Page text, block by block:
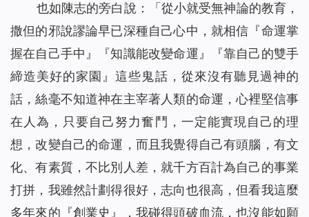
也如陳志的旁白說：「從小就受無神論的教育，
撒但的邪說謬論早已深種自己心中，就相信『命運掌
握在自己手中』『知識能改變命運』『靠自己的雙手
締造美好的家園』這些鬼話，從來沒有聽見過神的
話，絲毫不知道神在主宰著人類的命運，心裡堅信事
在人為，只要自己努力奮鬥，一定能實現自己的理
想，改變自己的命運，而且我覺得自己有頭腦，有文
化、有素質，不比別人差，就千方百計為自己的事業
打拼，我雖然計劃得很好，志向也很高，但看我這麼
多年來的『創業史』，我碰得頭破血流，也沒能如願